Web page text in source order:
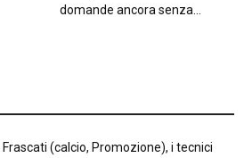
domande ancora senza...
Frascati (calcio, Promozione), i tecnici